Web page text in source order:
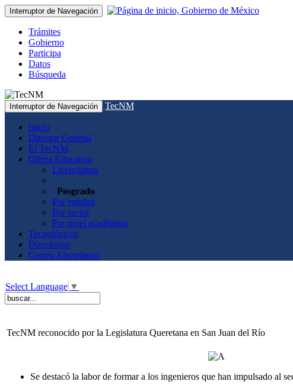
Interruptor de Navegación
Trámites
Gobierno
Participa
Datos
Búsqueda
Interruptor de Navegación TecNM
Inicio
Director General
El TecNM
Oferta Educativa
Licenciatura
Posgrado
Por entidad
Por sector
Por nivel académico
Tecnológicos
Directorios
Correo Electrónico
Select Language ▼
TecNM reconocido por la Legislatura Queretana en San Juan del Río
Se destacó la labor de formar a los ingenieros que han impulsado al